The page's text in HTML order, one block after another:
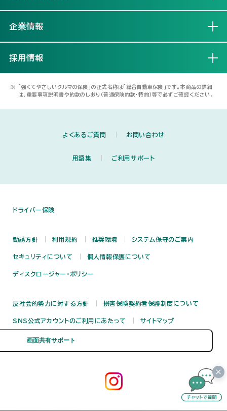
企業情報
採用情報
※
「強くてやさしいクルマの保険」の正式名称は「総合自動車保険」です。本商品の詳細
は、重要事項説明書や約款のしおり（普通保険約款・特約）等で必ずご確認ください。
よくあるご質問 お問い合わせ
用語集 ご利用サポート
ドライバー保険
勧誘方針 利用規約 推奨環境 システム保守のご案内
セキュリティについて 個人情報保護について
ディスクロージャー・ポリシー
反社会的勢力に対する方針 損害保険契約者保護制度について
SNS公式アカウントのご利用にあたって サイトマップ